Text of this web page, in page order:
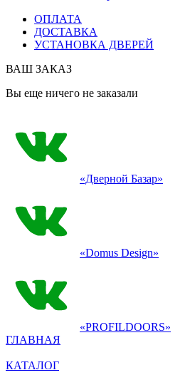
ОПЛАТА
ДОСТАВКА
УСТАНОВКА ДВЕРЕЙ
ВАШ ЗАКАЗ
Вы еще ничего не заказали
«Дверной Базар»
«Domus Design»
«PROFILDOORS»
ГЛАВНАЯ
КАТАЛОГ